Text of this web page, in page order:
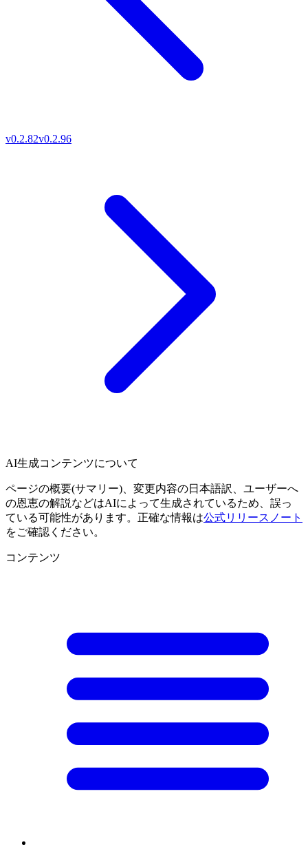
v0.2.82v0.2.96
AI生成コンテンツについて
ページの概要(サマリー)、変更内容の日本語訳、ユーザーへ
の恩恵の解説などはAIによって生成されているため、誤っ
ている可能性があります。正確な情報は公式リリースノート
をご確認ください。
コンテンツ